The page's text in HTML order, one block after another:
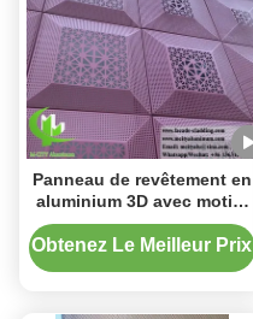
Panneau de revêtement en
aluminium 3D avec motifs
personnalisés, revêtement
PVDF et dimensions
Obtenez Le Meilleur Prix